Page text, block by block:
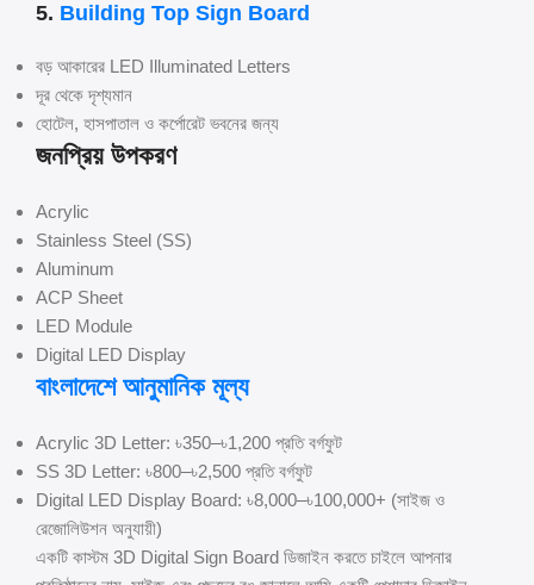
5. Building Top Sign Board
বড় আকারের LED Illuminated Letters
দূর থেকে দৃশ্যমান
হোটেল, হাসপাতাল ও কর্পোরেট ভবনের জন্য
জনপ্রিয় উপকরণ
Acrylic
Stainless Steel (SS)
Aluminum
ACP Sheet
LED Module
Digital LED Display
বাংলাদেশে আনুমানিক মূল্য
Acrylic 3D Letter: ৳350–৳1,200 প্রতি বর্গফুট
SS 3D Letter: ৳800–৳2,500 প্রতি বর্গফুট
Digital LED Display Board: ৳8,000–৳100,000+ (সাইজ ও
রেজোলিউশন অনুযায়ী)
একটি কাস্টম 3D Digital Sign Board ডিজাইন করতে চাইলে আপনার